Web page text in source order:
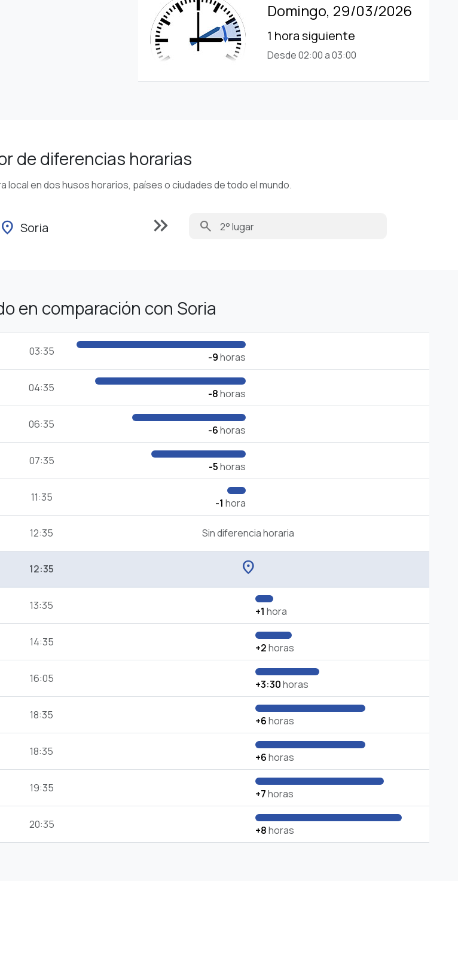
Domingo, 29/03/2026
1 hora siguiente
Desde 02:00 a 03:00
de diferencias horarias
local en dos husos horarios, países o ciudades de todo el mundo.
location_on Soria keyboard_double_arrow_right search
en comparación con Soria
03:35 -9horas
04:35 -8horas
06:35 -6horas
07:35 -5horas
11:35 -1 hora
12:35 Sin diferencia horaria
12:35 location_on
13:35 +1 hora
14:35 +2horas
16:05 +3:30horas
18:35 +6horas
18:35 +6horas
19:35 +7horas
20:35 +8horas